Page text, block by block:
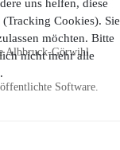
Albbruck-Görwihl.
Software.
uns helfen, diese
Cookies). Sie
möchten. Bitte
nicht mehr alle